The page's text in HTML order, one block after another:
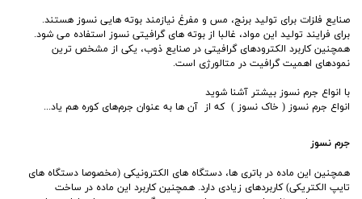
صنایع فلزات برای تولید برنج، مس و مفرغ نیازمند بوته ‌هایی نسوز هستند.
برای فرایند تولید این مواد، غالبا از بوته‌ های گرافیتی نسوز استفاده می ‌شود.
همچنین کاربرد الکترودهای گرافیتی در صنایع ذوب، یکی از مشخص ترین
نمودهای اهمیت گرافیت در متالورژی است.
با انواع جرم نسوز بیشتر آشنا شوید
انواع جرم نسوز ( خاک نسوز ) که از آن ها به عنوان جرم‌های کوره هم یاد...
جرم نسوز
همچنین این ماده در باتری ها، دستگا‌ه ‌های الکترونیکی (مخصوصا دستگاه ‌های
تایپ الکتریکی) کاربردهای زیادی دارد. همچنین کاربرد این ماده در ساخت